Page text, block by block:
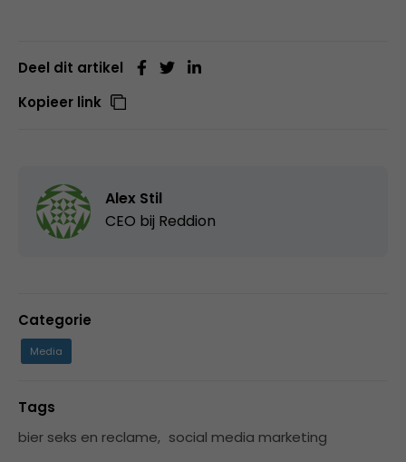
Deel dit artikel
Kopieer link
Alex Stil
CEO bij Reddion
Categorie
Media
Tags
bier seks en reclame, social media marketing